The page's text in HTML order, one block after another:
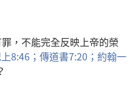
，不能完全反映上帝的榮
8:46； 傳道書7:20； 約翰一